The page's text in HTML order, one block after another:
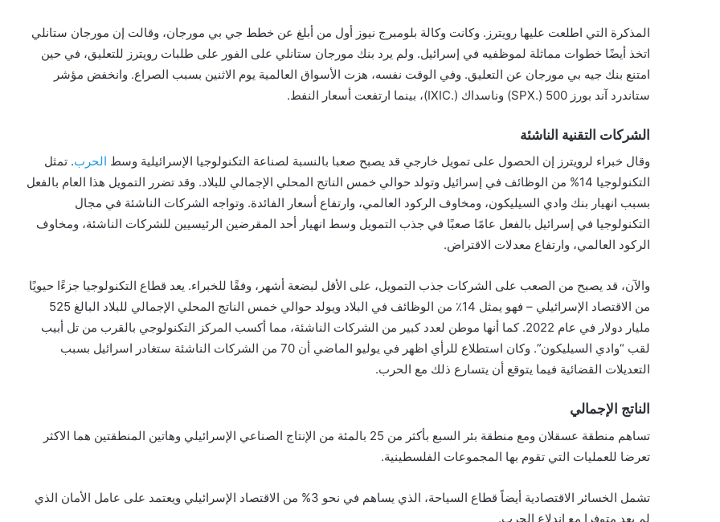
المذكرة التي اطلعت عليها رويترز. وكانت وكالة بلومبرج نيوز أول من أبلغ عن خطط جي بي مورجان، وقالت إن مورجان ستانلي
اتخذ أيضًا خطوات مماثلة لموظفيه في إسرائيل. ولم يرد بنك مورجان ستانلي على الفور على طلبات رويترز للتعليق، في حين
امتنع بنك جيه بي مورجان عن التعليق. وفي الوقت نفسه، هزت الأسواق العالمية يوم الاثنين بسبب الصراع. وانخفض مؤشر
ستاندرد آند بورز 500 (.SPX) وناسداك (.IXIC)، بينما ارتفعت أسعار النفط.
الشركات التقنية الناشئة
وقال خبراء لرويترز إن الحصول على تمويل خارجي قد يصبح صعبا بالنسبة لصناعة التكنولوجيا الإسرائيلية وسط الحرب. تمثل
التكنولوجيا 14% من الوظائف في إسرائيل وتولد حوالي خمس الناتج المحلي الإجمالي للبلاد. وقد تضرر التمويل هذا العام بالفعل
بسبب انهيار بنك وادي السيليكون، ومخاوف الركود العالمي، وارتفاع أسعار الفائدة. وتواجه الشركات الناشئة في مجال
التكنولوجيا في إسرائيل بالفعل عامًا صعبًا في جذب التمويل وسط انهيار أحد المقرضين الرئيسيين للشركات الناشئة، ومخاوف
الركود العالمي، وارتفاع معدلات الاقتراض.
والآن، قد يصبح من الصعب على الشركات جذب التمويل، على الأقل لبضعة أشهر، وفقًا للخبراء. يعد قطاع التكنولوجيا جزءًا حيويًا
من الاقتصاد الإسرائيلي – فهو يمثل 14٪ من الوظائف في البلاد ويولد حوالي خمس الناتج المحلي الإجمالي للبلاد البالغ 525
مليار دولار في عام 2022. كما أنها موطن لعدد كبير من الشركات الناشئة، مما أكسب المركز التكنولوجي بالقرب من تل أبيب
لقب “وادي السيليكون”. وكان استطلاع للرأي اظهر في يوليو الماضي أن 70 من الشركات الناشئة ستغادر اسرائيل بسبب
التعديلات القضائية فيما يتوقع أن يتسارع ذلك مع الحرب.
الناتج الإجمالي
تساهم منطقة عسقلان ومع منطقة بئر السبع بأكثر من 25 بالمئة من الإنتاج الصناعي الإسرائيلي وهاتين المنطقتين هما الاكثر
تعرضا للعمليات التي تقوم بها المجموعات الفلسطينية.
تشمل الخسائر الاقتصادية أيضاً قطاع السياحة، الذي يساهم في نحو 3% من الاقتصاد الإسرائيلي ويعتمد على عامل الأمان الذي
لم يعد متوفرا مع اندلاع الحرب.